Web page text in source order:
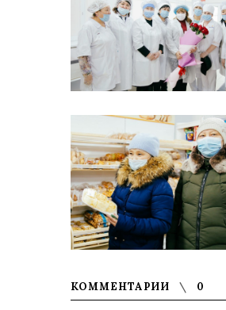
КОММЕНТАРИИ 0